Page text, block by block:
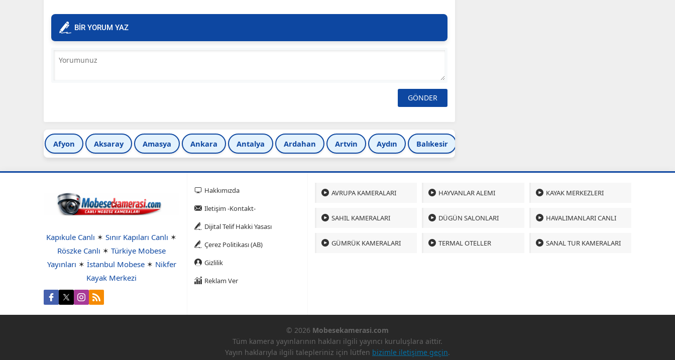
BİR YORUM YAZ
Afyon Aksaray Amasya Ankara Antalya Ardahan Artvin Aydın Balıkesir
Kapıkule Canlı ✶ Sınır Kapıları Canlı ✶
Röszke Canlı ✶ Türkiye Mobese
Yayınları ✶ İstanbul Mobese✶ Nikfer
Kayak Merkezi
Hakkımızda
Iletişim -Kontakt-
Dijital Telif Hakki Yasası
Çerez Politikası (AB)
Gizlilik
Reklam Ver
AVRUPA KAMERALARI HAYVANLAR ALEMI KAYAK MERKEZLERI
SAHIL KAMERALARI DÜGÜN SALONLARI HAVALIMANLARI CANLI
GÜMRÜK KAMERALARI TERMAL OTELLER SANAL TUR KAMERALARI
© 2026 Mobesekamerasi.com
Tüm kamera yayınlarının hakları ilgili yayıncı kuruluşlara aittir.
Yayın haklarıyla ilgili talepleriniz için lütfen bizimle iletişime geçin.